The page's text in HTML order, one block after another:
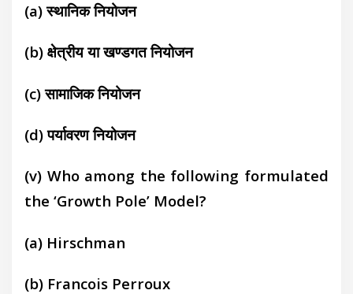
(a)स्थानिक नियोजन
(b)क्षेत्रीय या खण्डगत नियोजन
(c)सामाजिक नियोजन
(d)पर्यावरण नियोजन
(v) Who among the following formulated
the ‘Growth Pole’ Model?
(a) Hirschman
(b) Francois Perroux